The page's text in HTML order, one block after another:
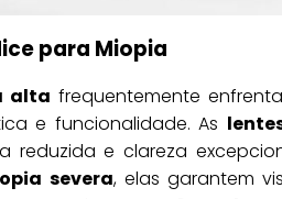
para Miopia
alta frequentemente
e funcionalidade. As
reduzida e clareza
severa, elas garantem